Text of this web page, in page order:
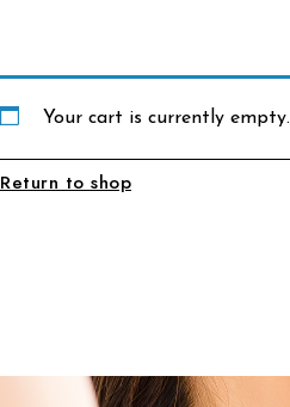
Your cart is currently empty.
Return to shop